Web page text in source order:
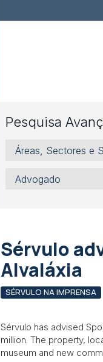
Pesquisa
Áreas,
Sectores
Serviços
Advogado
Sérvulo
Alvaláxia
SÉRVULO NA IMPRENSA
Sérvulo has advised
million. The property,
museum and new